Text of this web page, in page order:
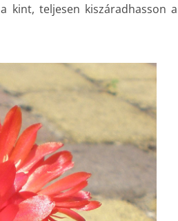
kint, teljesen kiszáradhasson a